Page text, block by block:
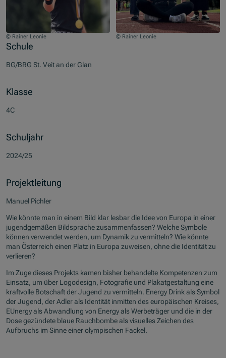
© Rainer Leonie © Rainer Leonie
Zum Beginn des Sliders springen
Schule
BG/BRG St. Veit an der Glan
Klasse
4C
Schuljahr
2024/25
Projektleitung
Manuel Pichler
Wie könnte man in einem Bild klar lesbar die Idee von Europa in einer
jugendgemäßen Bildsprache zusammenfassen? Welche Symbole
können verwendet werden, um Dynamik zu vermitteln? Wie könnte
man Österreich einen Platz in Europa zuweisen, ohne die Identität zu
verlieren?
Im Zuge dieses Projekts kamen bisher behandelte Kompetenzen zum
Einsatz, um über Logodesign, Fotografie und Plakatgestaltung eine
kraftvolle Botschaft der Jugend zu vermitteln. Energy Drink als Symbol
der Jugend, der Adler als Identität inmitten des europäischen Kreises,
EUnergy als Abwandlung von Energy als Werbeträger und die in der
Dose gezündete blaue Rauchbombe als visuelles Zeichen des
Aufbruchs im Sinne einer olympischen Fackel.